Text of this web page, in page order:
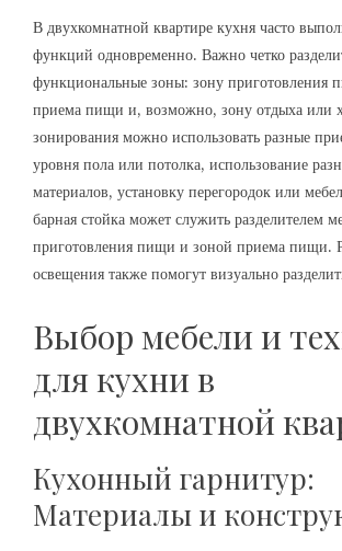
В двухкомнатной квартире кухня часто
функций одновременно. Важно четко
функциональные зоны: зону приготовления
приема пищи и, возможно, зону отдыха или
зонирования можно использовать разные
уровня пола или потолка, использование
материалов, установку перегородок или
барная стойка может служить разделителем
приготовления пищи и зоной приема пищи.
освещения также помогут визуально
Выбор мебели и
для кухни в
двухкомнатной
Кухонный гарнитур:
Материалы и